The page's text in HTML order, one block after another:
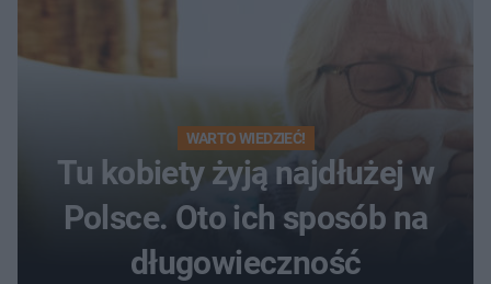
WARTO WIEDZIEĆ!
Tu kobiety żyją najdłużej w
Polsce. Oto ich sposób na
długowieczność